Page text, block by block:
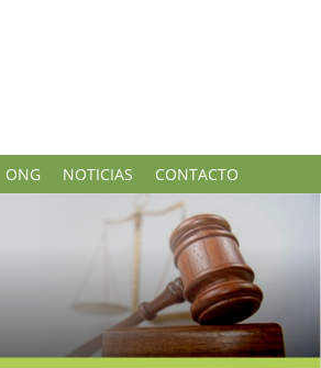
ONG NOTICIAS CONTACTO